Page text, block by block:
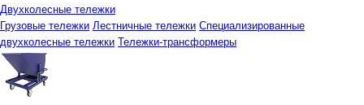
Двухколесные тележки
Грузовые тележки Лестничные тележки Специализированные
двухколесные тележки Тележки-трансформеры